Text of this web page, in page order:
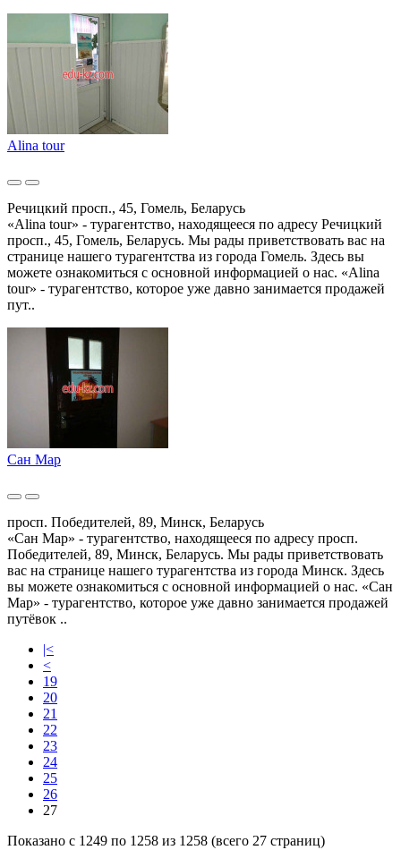
Alina tour
Речицкий просп., 45, Гомель, Беларусь
«Alina tour» - турагентство, находящееся по адресу Речицкий
просп., 45, Гомель, Беларусь. Мы рады приветствовать вас на
странице нашего турагентства из города Гомель. Здесь вы
можете ознакомиться с основной информацией о нас. «Alina
tour» - турагентство, которое уже давно занимается продажей
пут..
Сан Мар
просп. Победителей, 89, Минск, Беларусь
«Сан Мар» - турагентство, находящееся по адресу просп.
Победителей, 89, Минск, Беларусь. Мы рады приветствовать
вас на странице нашего турагентства из города Минск. Здесь
вы можете ознакомиться с основной информацией о нас. «Сан
Мар» - турагентство, которое уже давно занимается продажей
путёвок ..
|<
<
19
20
21
22
23
24
25
26
27
Показано с 1249 по 1258 из 1258 (всего 27 страниц)